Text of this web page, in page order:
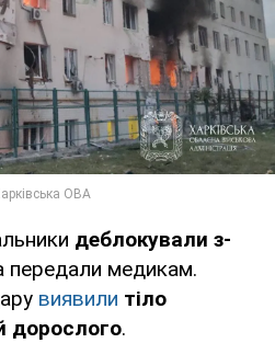
деблокували з-
передали медикам.
виявили тіло
дорослого.